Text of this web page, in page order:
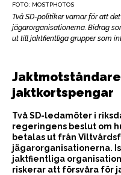
FOTO: MOSTPHOTOS
Två SD-politiker varnar för att
jägarorganisationerna. Bidrag
ut till jaktfientliga grupper som
jaktkortspengar
Två SD-ledamöter i
regeringens beslut om
betalas ut från
jägarorganisationerna.
jaktfientliga
riskerar att försvåra för